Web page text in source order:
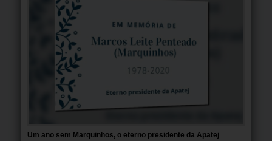
Um ano sem Marquinhos, o eterno presidente da Apatej